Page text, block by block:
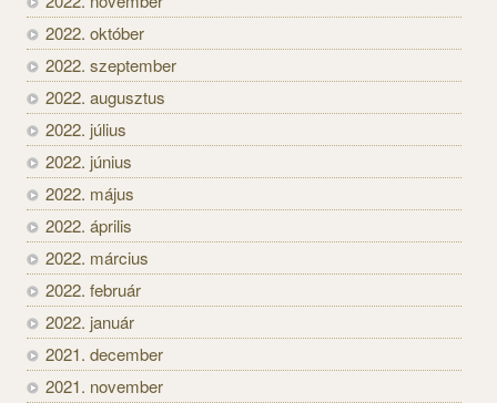
2022. október
2022. szeptember
2022. augusztus
2022. július
2022. június
2022. május
2022. április
2022. március
2022. február
2022. január
2021. december
2021. november